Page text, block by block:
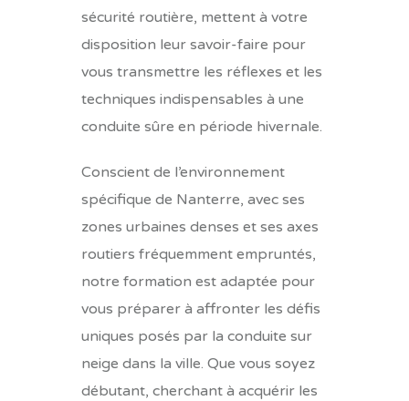
sécurité routière, mettent à votre
disposition leur savoir-faire pour
vous transmettre les réflexes et les
techniques indispensables à une
conduite sûre en période hivernale.
Conscient de l’environnement
spécifique de Nanterre, avec ses
zones urbaines denses et ses axes
routiers fréquemment empruntés,
notre formation est adaptée pour
vous préparer à affronter les défis
uniques posés par la conduite sur
neige dans la ville. Que vous soyez
débutant, cherchant à acquérir les